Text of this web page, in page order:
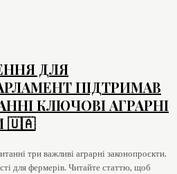
ДЛЯ
ПІДТРИМАВ
КЛЮЧОВІ АГРАРНІ
🇺🇦
три важливі аграрні законопроєкти.
для фермерів. Читайте статтю, щоб